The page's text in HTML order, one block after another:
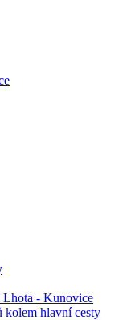
Lhota - Kunovice
kolem hlavní cesty